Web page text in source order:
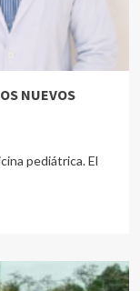
NUEVOS
pediátrica. El